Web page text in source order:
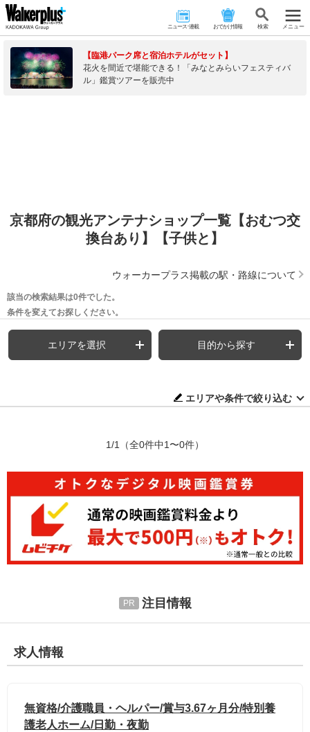
ニュース･連載 おでかけ情報 検 索 メニュー
【臨港パーク席と宿泊ホテルがセット】
花火を間近で堪能できる！「みなとみらいフェスティバ
ル」鑑賞ツアーを販売中
京都府の観光アンテナショップ一覧【おむつ交
換台あり】【子供と】
ウォーカープラス掲載の駅・路線について
該当の検索結果は0件でした。
条件を変えてお探しください。
エリアを選択 目的から探す
エリアや条件で絞り込む
1/1 （全0件中1〜0件）
注目情報
求人情報
無資格/介護職員・ヘルパー/賞与3.67ヶ月分/特別養
護老人ホーム/日勤・夜勤